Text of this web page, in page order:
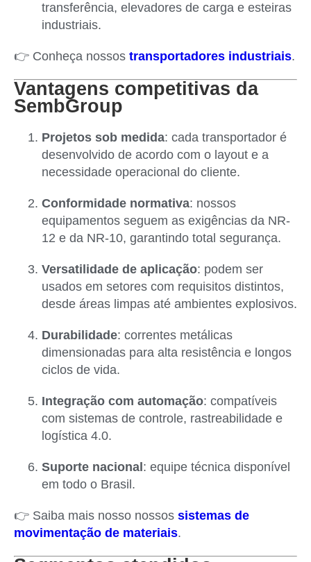
transferência, elevadores de carga e esteiras
industriais.
👉 Conheça nossos transportadores industriais.
Vantagens competitivas da
SembGroup
Projetos sob medida: cada transportador é
desenvolvido de acordo com o layout e a
necessidade operacional do cliente.
Conformidade normativa: nossos
equipamentos seguem as exigências da NR-
12 e da NR-10, garantindo total segurança.
Versatilidade de aplicação: podem ser
usados em setores com requisitos distintos,
desde áreas limpas até ambientes explosivos.
Durabilidade: correntes metálicas
dimensionadas para alta resistência e longos
ciclos de vida.
Integração com automação: compatíveis
com sistemas de controle, rastreabilidade e
logística 4.0.
Suporte nacional : equipe técnica disponível
em todo o Brasil.
👉 Saiba mais nosso nossos sistemas de
movimentação de materiais.